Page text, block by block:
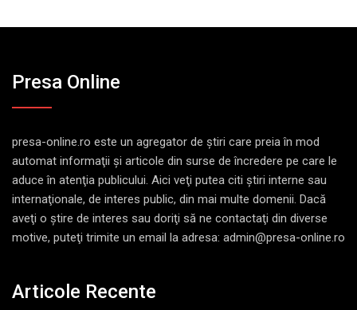
Presa Online
presa-online.ro este un agregator de ştiri care preia în mod
automat informaţii şi articole din surse de încredere pe care le
aduce în atenţia publicului. Aici veţi putea citi ştiri interne sau
internaţionale, de interes public, din mai multe domenii. Dacă
aveţi o ştire de interes sau doriţi să ne contactaţi din diverse
motive, puteţi trimite un email la adresa: admin@presa-online.ro
Articole Recente